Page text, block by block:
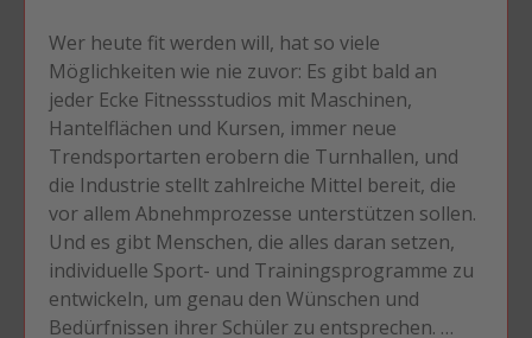
Wer heute fit werden will, hat so viele
Möglichkeiten wie nie zuvor: Es gibt bald an
jeder Ecke Fitnessstudios mit Maschinen,
Hantelflächen und Kursen, immer neue
Trendsportarten erobern die Turnhallen, und
die Industrie stellt zahlreiche Mittel bereit, die
vor allem Abnehmprozesse unterstützen sollen.
Und es gibt Menschen, die alles daran setzen,
individuelle Sport- und Trainingsprogramme zu
entwickeln, um genau den Wünschen und
Bedürfnissen ihrer Schüler zu entsprechen. …